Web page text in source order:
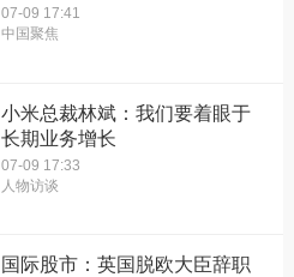
07-09 17:41
中国聚焦
小米总裁林斌：我们要着眼于
长期业务增长
07-09 17:33
人物访谈
国际股市：英国脱欧大臣辞职